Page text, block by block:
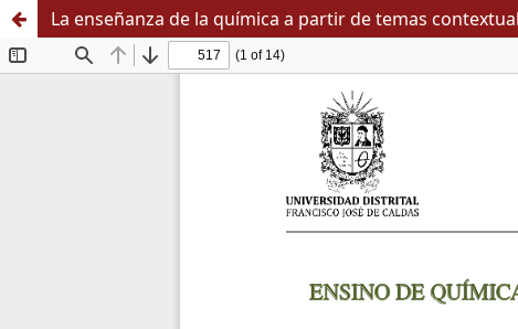
La enseñanza de la química a partir de temas